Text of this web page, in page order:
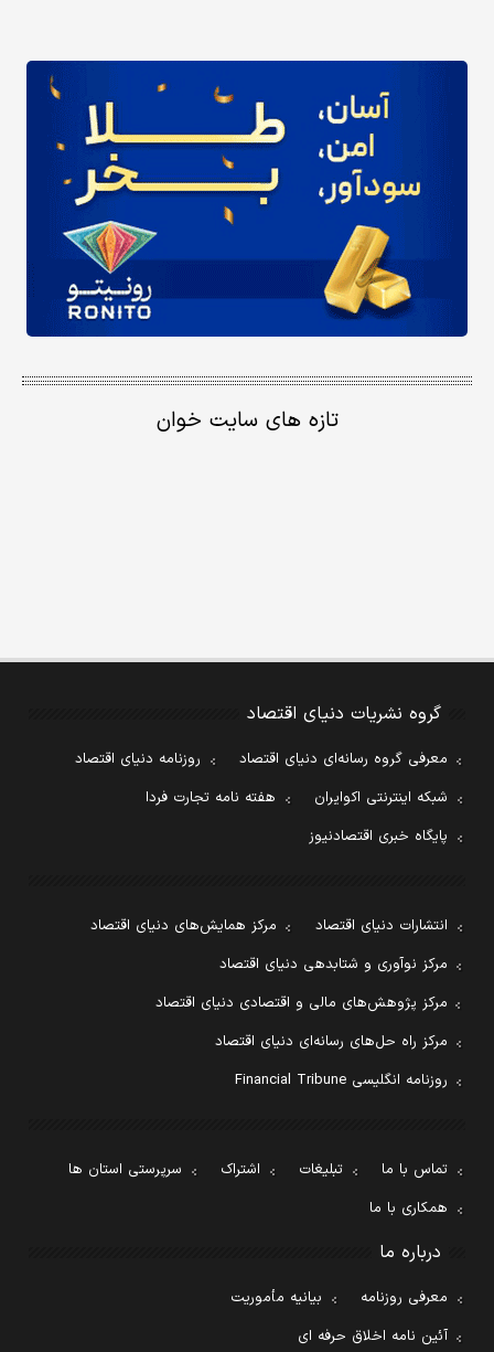
تازه های سایت خوان
گروه نشریات دنیای اقتصاد
معرفی گروه رسانه‌ای دنیای اقتصاد
روزنامه دنیای اقتصاد
شبکه اینترنتی اکوایران
هفته نامه تجارت فردا
پایگاه خبری اقتصادنیوز
انتشارات دنیای اقتصاد
مرکز همایش‌های دنیای اقتصاد
مرکز نوآوری و شتابدهی دنیای اقتصاد
مرکز پژوهش‌های مالی و اقتصادی دنیای اقتصاد
مرکز راه حل‌های رسانه‌ای دنیای اقتصاد
روزنامه انگلیسی Financial Tribune
تماس با ما تبلیغات اشتراک
سرپرستی استان ها
همکاری با ما
درباره ما
معرفی روزنامه
بیانیه مأموریت
آئین نامه اخلاق حرفه ای